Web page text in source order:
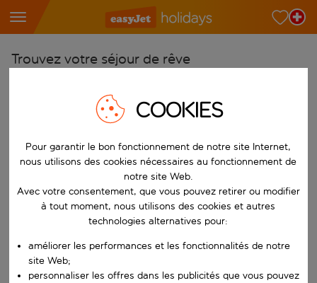
Trouvez votre séjour de rêve
Choisissez votre aéroport
Commencez à taper pour la saisie automatique. Lorsque les
Choisissez votre destination
Vers
Choisissez une date de départ et une date de retour.
Choisissez vos dates
Quand
COOKIES
Pour garantir le bon fonctionnement de notre site Internet,
nous utilisons des cookies nécessaires au fonctionnement de
notre site Web.
Avec votre consentement, que vous pouvez retirer ou modifier
à tout moment, nous utilisons des cookies et autres
technologies alternatives pour:
améliorer les performances et les fonctionnalités de notre
site Web;
personnaliser les offres dans les publicités que vous pouvez